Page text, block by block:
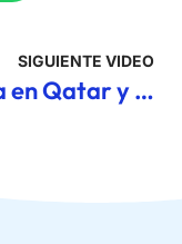
SIGUIENTE VIDEO
Escala en Qatar y lo único que puedo decir es… wow!